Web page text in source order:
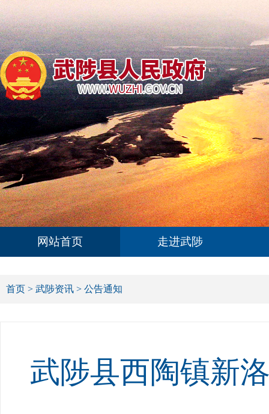
网站首页 走进武陟
首页 > 武陟资讯 > 公告通知
武陟县西陶镇新